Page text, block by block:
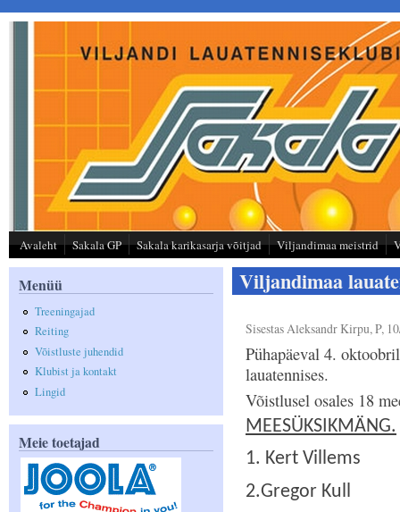
Liigu edasi põhisisu juurde
Avaleht Sakala GP Sakala karikasarja võitjad Viljandimaa meistrid
Menüü
Treeningajad
Reiting
Võistluste juhendid
Klubist ja kontakt
Lingid
Meie toetajad
Viljandimaa
SisestasAleksandr Kirpu, P,
Pühapäeval 4.
lauatennises.
Võistlusel osales 18
MEESÜKSIKMÄNG.
1. Kert Villems
2.Gregor Kull